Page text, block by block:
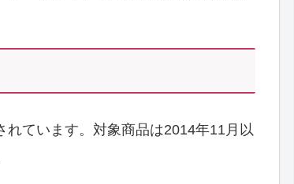
ています。対象商品は2014年11月以